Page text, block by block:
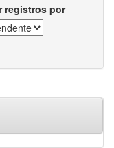
registros por